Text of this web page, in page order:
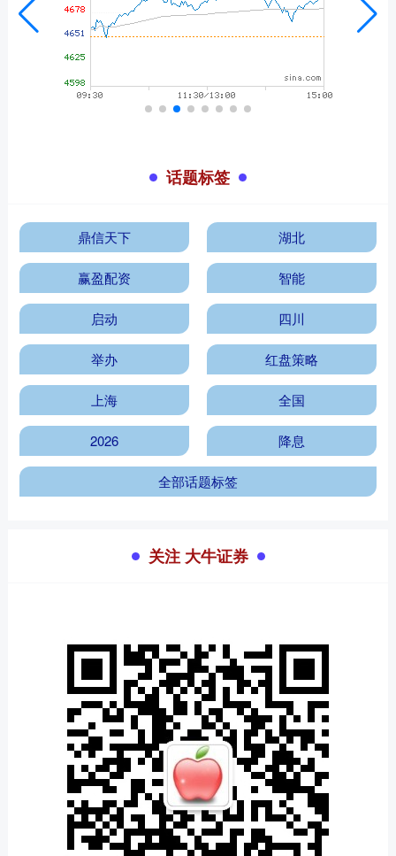
话题标签
鼎信天下 湖北
赢盈配资 智能
启动 四川
举办 红盘策略
上海 全国
2026 降息
全部话题标签
关注 大牛证券